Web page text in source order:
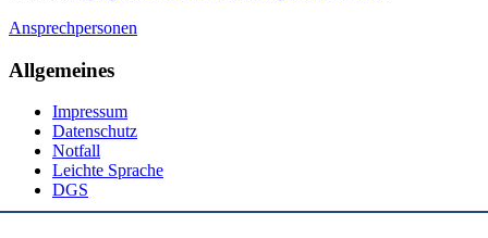
Ansprechpersonen
Allgemeines
Impressum
Datenschutz
Notfall
Leichte Sprache
DGS